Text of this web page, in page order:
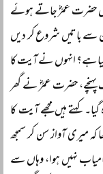
میں حضرت عمرؓ جاتے ہوئے
سے باتیں شروع کر دیں
ہے؟ انہوں نے آیت کا
حضرت عمرؓ نے گھر
گیا۔ کہتے ہیں مجھے آیت کا
کہ میری آواز سن کر سمجھ
نہیں ہوا، وہاں سے